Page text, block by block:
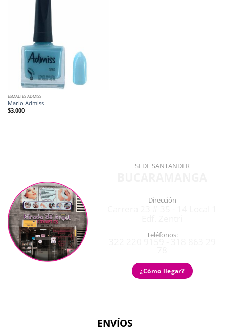
ESMALTES ADMISS
Mario Admiss
$3.000
SEDE SANTANDER
Dirección
Teléfonos:
¿Cómo llegar?
ENVÍOS